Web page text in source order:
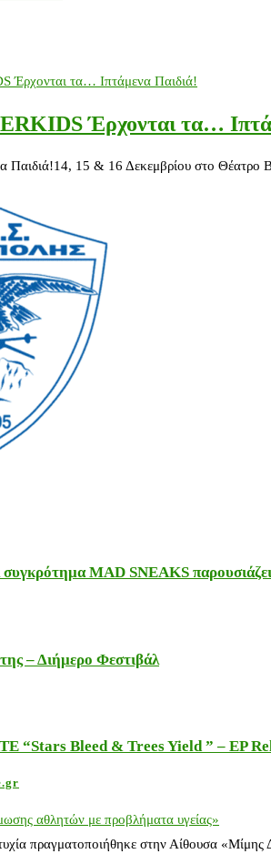
Έρχονται τα…
Παιδιά!14, 15 & 16 Δεκεμβρίου στο
MAD SNEAKS
– Διήμερο Φεστιβάλ
“Stars Bleed & Trees Yield ” – EP
αθλητών με προβλήματα υγείας»
πραγματοποιήθηκε στην Αίθουσα